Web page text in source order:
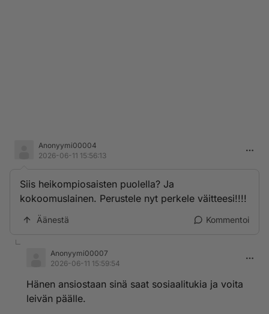
Anonyymi00004
2026-06-11 15:56:13
Siis heikompiosaisten puolella? Ja
kokoomuslainen. Perustele nyt perkele väitteesi!!!!
Äänestä Kommentoi
Anonyymi00007
2026-06-11 15:59:54
Hänen ansiostaan sinä saat sosiaalitukia ja voita
leivän päälle.